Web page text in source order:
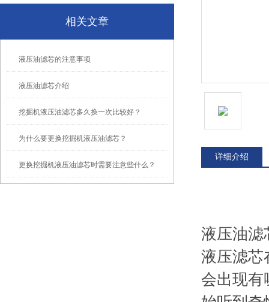
相关文章
液压油滤芯的注意事项
液压油滤芯介绍
挖掘机液压油滤芯多久换一次比较好？
为什么要更换挖掘机液压油滤芯？
更换挖掘机液压油滤芯时需要注意些什么？
详细介绍
液压油滤
液压滤芯
会出现有